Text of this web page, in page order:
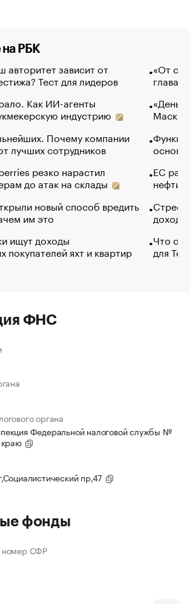
на РБК
авторитет зависит от
Тест для лидеров
Как ИИ-агенты
индустрию
Почему компании
лучших сотрудников
резко нарастил
до атак на склады
новый способ вредить
им это
ищут доходы
яхт и квартир
«От
глава
Маск в
основ
ЕС
нефти
Что
для
ФНС
органа
Федеральной налоговой службы №
краю
пр,47
фонды
номер СФР